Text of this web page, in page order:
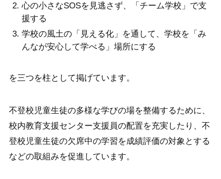
心の小さなSOSを見逃さず、「チーム学校」で支
援する
学校の風土の「見える化」を通して、学校を「み
んなが安心して学べる」場所にする
を三つを柱として掲げています。
不登校児童生徒の多様な学びの場を整備するために、
校内教育支援センター支援員の配置を充実したり、不
登校児童生徒の欠席中の学習を成績評価の対象とする
などの取組みを促進しています。